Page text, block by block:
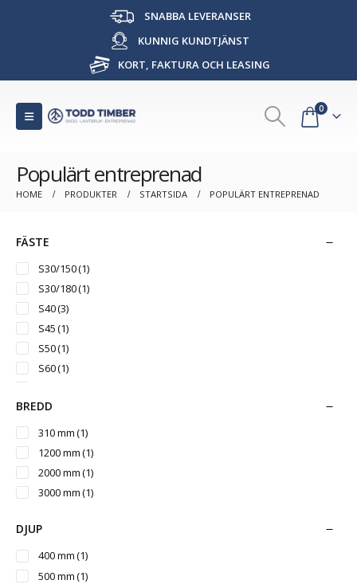
SNABBA LEVERANSER
KUNNIG KUNDTJÄNST
KORT, FAKTURA OCH LEASING
0
Populärt entreprenad
HOME PRODUKTER STARTSIDA POPULÄRT ENTREPRENAD
FÄSTE
S30/150(1)
S30/180(1)
S40(3)
S45(1)
S50(1)
S60(1)
S80
S1/B20(1)
S2/B27(1)
S3/B30(1)
L30(1)
Stora BM
BREDD
310 mm(1)
1200 mm(1)
2000 mm(1)
3000 mm(1)
DJUP
400 mm(1)
500 mm(1)